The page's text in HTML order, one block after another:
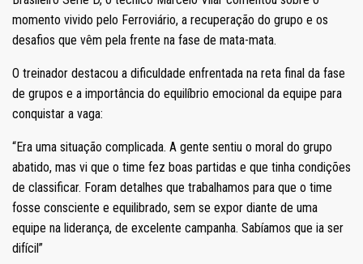
momento vivido pelo Ferroviário, a recuperação do grupo e os
desafios que vêm pela frente na fase de mata-mata.
O treinador destacou a dificuldade enfrentada na reta final da fase
de grupos e a importância do equilíbrio emocional da equipe para
conquistar a vaga:
“Era uma situação complicada. A gente sentiu o moral do grupo
abatido, mas vi que o time fez boas partidas e que tinha condições
de classificar. Foram detalhes que trabalhamos para que o time
fosse consciente e equilibrado, sem se expor diante de uma
equipe na liderança, de excelente campanha. Sabíamos que ia ser
difícil”